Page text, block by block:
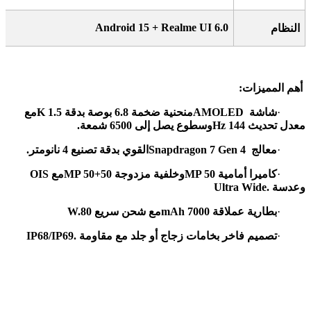
النظام Android 15 + Realme UI 6.0
أهم المميزات:
·شاشة AMOLEDمنحنية ضخمة 6.8 بوصة بدقة 1.5 Kمع
معدل تحديث 144
Hzوسطوع يصل إلى 6500 شمعة .
·معالج Snapdragon 7 Gen 4 القوي بدقة تصنيع 4 نانومتر .
·كاميرا أمامية 50 MPوخلفية مزدوجة 50+50 MPمع OIS
وعدسة Ultra Wide.
·بطارية عملاقة 7000 mAhمع شحن سريع 80 W.
·تصميم فاخر بخامات زجاج أو جلد مع مقاومة IP68/IP69.